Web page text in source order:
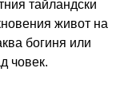
тайландски
живот на
богиня или
човек.